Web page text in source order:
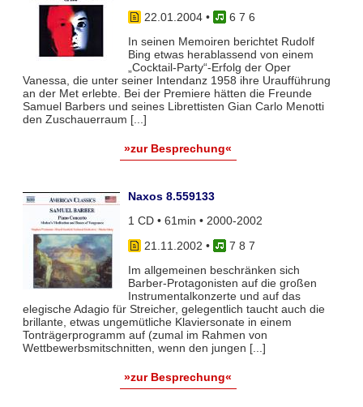
22.01.2004•
6 7 6
In seinen Memoiren berichtet Rudolf
Bing etwas herablassend von einem
„Cocktail-Party“-Erfolg der Oper
Vanessa, die unter seiner Intendanz 1958 ihre Uraufführung
an der Met erlebte. Bei der Premiere hätten die Freunde
Samuel Barbers und seines Librettisten Gian Carlo Menotti
den Zuschauerraum [...]
»zur Besprechung«
Naxos 8.559133
1 CD • 61min • 2000-2002
21.11.2002 •
7 8 7
Im allgemeinen beschränken sich
Barber-Protagonisten auf die großen
Instrumentalkonzerte und auf das
elegische Adagio für Streicher, gelegentlich taucht auch die
brillante, etwas ungemütliche Klaviersonate in einem
Tonträgerprogramm auf (zumal im Rahmen von
Wettbewerbsmitschnitten, wenn den jungen [...]
»zur Besprechung«